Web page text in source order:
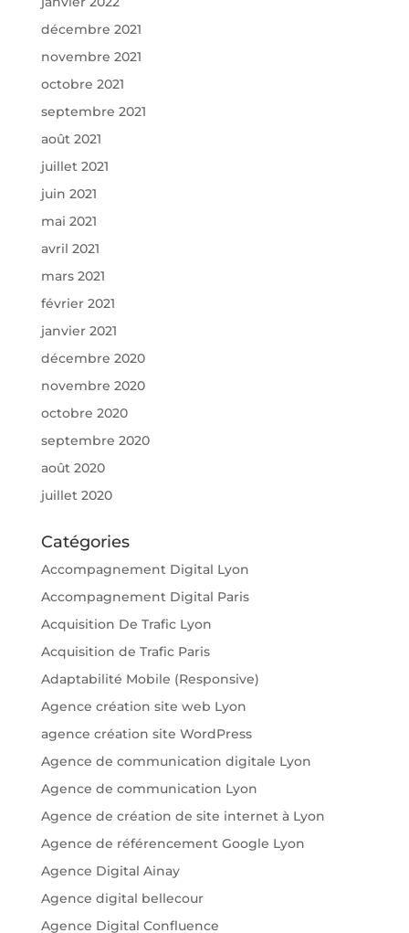
décembre 2021
novembre 2021
octobre 2021
septembre 2021
août 2021
juillet 2021
juin 2021
mai 2021
avril 2021
mars 2021
février 2021
janvier 2021
décembre 2020
novembre 2020
octobre 2020
septembre 2020
août 2020
juillet 2020
Catégories
Accompagnement Digital Lyon
Accompagnement Digital Paris
Acquisition De Trafic Lyon
Acquisition de Trafic Paris
Adaptabilité Mobile (Responsive)
Agence création site web Lyon
agence création site WordPress
Agence de communication digitale Lyon
Agence de communication Lyon
Agence de création de site internet à Lyon
Agence de référencement Google Lyon
Agence Digital Ainay
Agence digital bellecour
Agence Digital Confluence